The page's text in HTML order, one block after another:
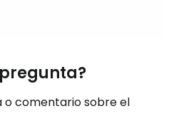
o comentario sobre el